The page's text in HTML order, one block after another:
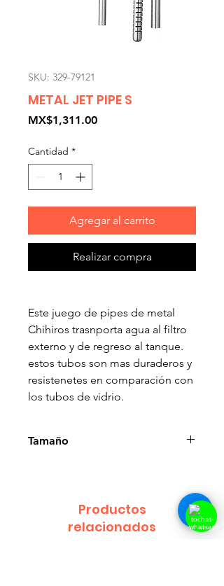
SKU: 329-79121
METAL JET PIPE S
MX$1,311.00Precio
Cantidad *
Agregar al carrito
Realizar compra
Este juego de pipes de metal
Chihiros trasnporta agua al filtro
externo y de regreso al tanque.
estos tubos son mas duraderos y
resistenetes en comparación con
los tubos de vidrio.
Tamaño
Entrada: 12/16mm
Salida: 9/12 mm
Productos
relacionados